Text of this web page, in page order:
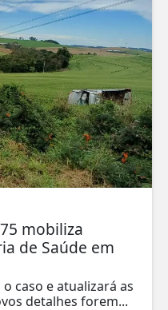
mobiliza
de Saúde em
caso e atualizará as
detalhes forem...